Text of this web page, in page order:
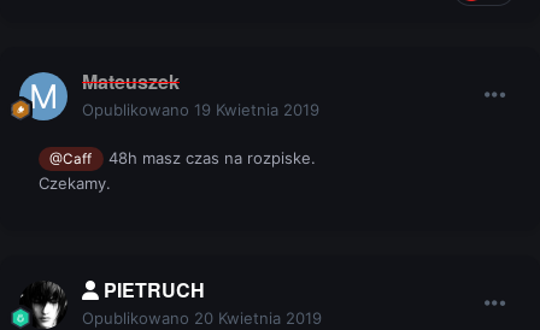
Mateuszek
Opublikowano 19 Kwietnia 2019
@Caff
48h masz czas na rozpiske.
Czekamy.
PIETRUCH
Opublikowano 20 Kwietnia 2019